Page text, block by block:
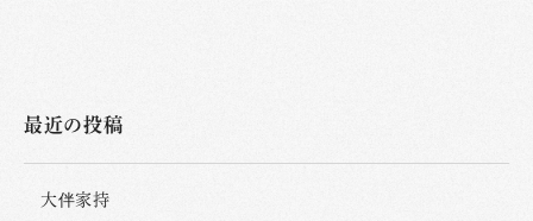
最近の投稿
大伴家持